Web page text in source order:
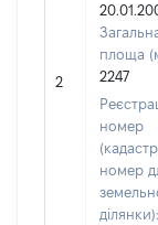
2
площа
2247
номер
номер
ділянки):